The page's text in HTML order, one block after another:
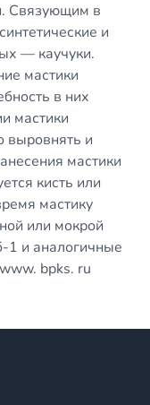
Связующим в
и
— каучуки.
мастики
в них
мастики
выровнять и
мастики
кисть или
мастику
или мокрой
1 и аналогичные
bpks. ru